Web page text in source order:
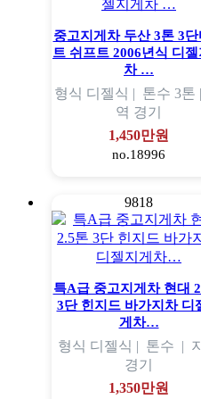
중고지게차 두산 3톤 3단
트 쉬프트 2006년식 디젤
차 …
형식 디젤식 | 톤수 3톤 |
역 경기
1,450만원
no.18996
9818
특A급 중고지게차 현대
3단 힌지드 바가지차 디
게차…
형식 디젤식 | 톤수 |
경기
1,350만원